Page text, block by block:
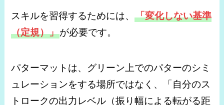
スキルを習得するためには、「変化しない基準
（定規）」が必要です。
パターマットは、グリーン上でのパターのシミ
ュレーションをする場所ではなく、「自分のス
トロークの出力レベル（振り幅による転がる距